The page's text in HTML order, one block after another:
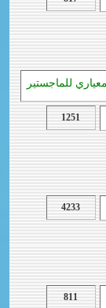
للماجستير
1251
4233
811